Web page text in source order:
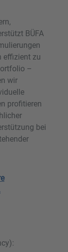
BÜFA
effizient zu
–
wir
profitieren
bei